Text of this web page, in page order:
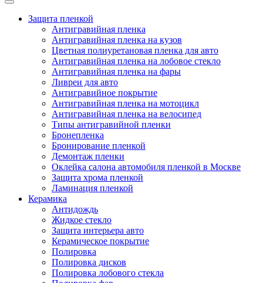
Защита пленкой
Антигравийная пленка
Антигравийная пленка на кузов
Цветная полиуретановая пленка для авто
Антигравийная пленка на лобовое стекло
Антигравийная пленка на фары
Ливреи для авто
Антигравийное покрытие
Антигравийная пленка на мотоцикл
Антигравийная пленка на велосипед
Типы антигравийной пленки
Бронепленка
Бронирование пленкой
Демонтаж пленки
Оклейка салона автомобиля пленкой в Москве
Защита хрома пленкой
Ламинация пленкой
Керамика
Антидождь
Жидкое стекло
Защита интерьера авто
Керамическое покрытие
Полировка
Полировка дисков
Полировка лобового стекла